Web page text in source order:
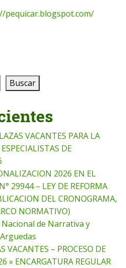
pequicar.blogspot.com/
Buscar
VACANTES PARA LA
DE
2026 EN EL
29944 – LEY DE REFORMA
DEL CRONOGRAMA,
NORMATIVO)
de Narrativa y
VACANTES – PROCESO DE
» ENCARGATURA REGULAR